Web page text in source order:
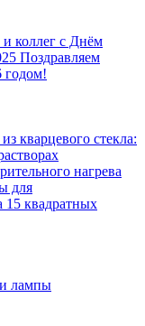
и коллег с Днём
Поздравляем
годом!
кварцевого стекла:
нагрева
для
15 квадратных
лампы